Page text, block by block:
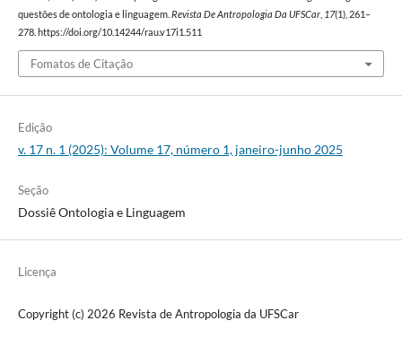
questões de ontologia e linguagem. Revista De Antropologia Da UFSCar, 17(1), 261–
278. https://doi.org/10.14244/rau.v17i1.511
Fomatos de Citação
Edição
v. 17 n. 1 (2025): Volume 17, número 1, janeiro-junho 2025
Seção
Dossiê Ontologia e Linguagem
Licença
Copyright (c) 2026 Revista de Antropologia da UFSCar